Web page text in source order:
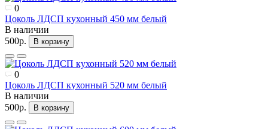
0
Цоколь ЛДСП кухонный 450 мм белый
В наличии
500р.
В корзину
0
Цоколь ЛДСП кухонный 520 мм белый
В наличии
500р.
В корзину